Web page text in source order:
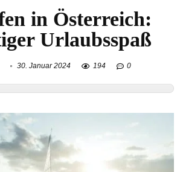
in Österreich:
Urlaubsspaß
30. Januar 2024 194 0